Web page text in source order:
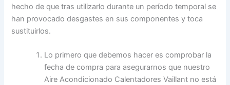
hecho de que tras utilizarlo durante un período temporal se
han provocado desgastes en sus componentes y toca
sustituirlos.
Lo primero que debemos hacer es comprobar la
fecha de compra para asegurarnos que nuestro
Aire Acondicionado Calentadores Vaillant no está